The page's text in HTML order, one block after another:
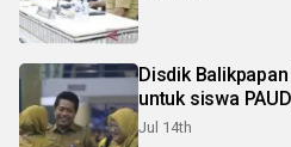
Disdik
untuk siswa
Jul 14th